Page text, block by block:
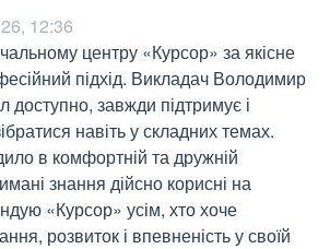
12:36
центру «Курсор» за якісне
підхід. Викладач Володимир
доступно, завжди підтримує і
навіть у складних темах.
в комфортній та дружній
знання дійсно корисні на
«Курсор» усім, хто хоче
розвиток і впевненість у своїй